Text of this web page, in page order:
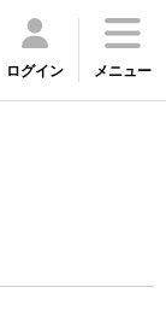
ログイン メニュー